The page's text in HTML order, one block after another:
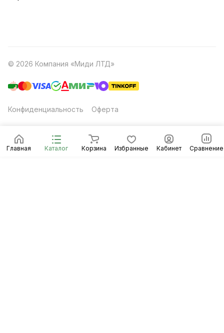
Главная Каталог Корзина Избранные Кабинет Сравнение
© 2026 Компания «Миди ЛТД»
Конфиденциальность Оферта